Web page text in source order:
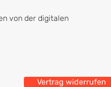
von der digitalen
Vertrag widerrufen